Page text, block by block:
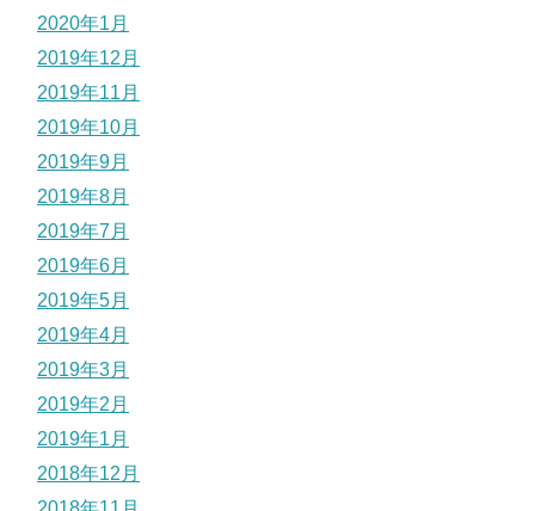
2020年1月
2019年12月
2019年11月
2019年10月
2019年9月
2019年8月
2019年7月
2019年6月
2019年5月
2019年4月
2019年3月
2019年2月
2019年1月
2018年12月